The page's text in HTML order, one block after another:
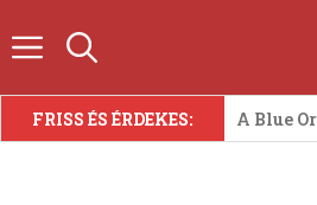
tartalomba
FRISS ÉS ÉRDEKES: A Blue